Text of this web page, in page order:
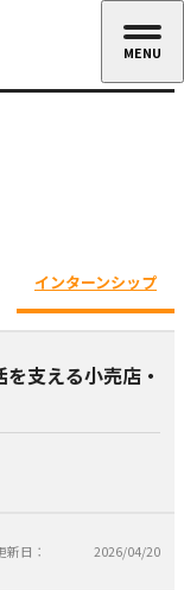
インターンシップ
支える小売店・
新日： 2026/04/20
MENU